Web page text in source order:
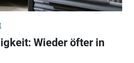
Wieder öfter in